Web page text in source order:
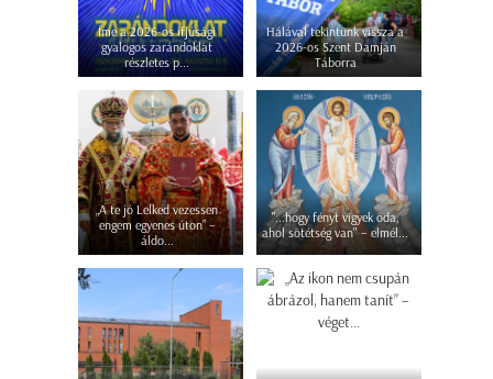
Íme a 2026-os ifjúsági
gyalogos zarándoklat
részletes p...
Hálával tekintünk vissza a
2026-os Szent Damján
Táborra
„A te jó Lelked vezessen
engem egyenes úton” –
áldo...
"...hogy fényt vigyek oda,
ahol sötétség van" – elmél...